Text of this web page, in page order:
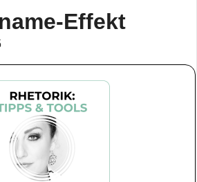
Effekt